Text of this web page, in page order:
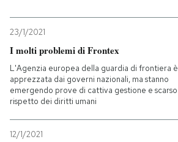
23/1/2021
I molti problemi di Frontex
L'Agenzia europea della guardia di frontiera è
apprezzata dai governi nazionali, ma stanno
emergendo prove di cattiva gestione e scarso
rispetto dei diritti umani
12/1/2021